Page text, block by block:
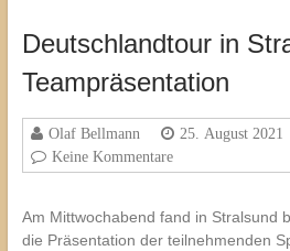
Deutschlandtour in
Teampräsentation
Olaf Bellmann 25. August 2021
Keine Kommentare
Am Mittwochabend fand in Stralsund
die Präsentation der teilnehmenden